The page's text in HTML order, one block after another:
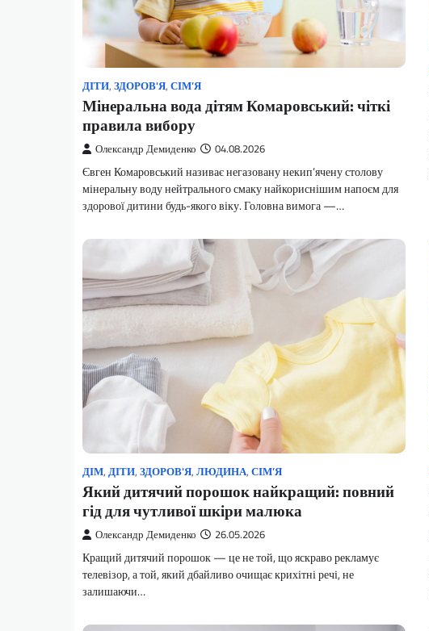
ДІТИ, ЗДОРОВ'Я, СІМ’Я
Мінеральна вода дітям Комаровський: чіткі
правила вибору
Олександр Демиденко 04.08.2026
Євген Комаровський називає негазовану некип’ячену столову
мінеральну воду нейтрального смаку найкориснішим напоєм для
здорової дитини будь-якого віку. Головна вимога —…
ДІМ, ДІТИ, ЗДОРОВ'Я, ЛЮДИНА, СІМ’Я
Який дитячий порошок найкращий: повний
гід для чутливої шкіри малюка
Олександр Демиденко 26.05.2026
Кращий дитячий порошок — це не той, що яскраво рекламує
телевізор, а той, який дбайливо очищає крихітні речі, не
залишаючи…